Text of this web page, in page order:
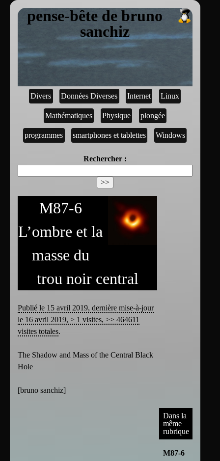
pense-bête de bruno
sanchiz
Divers Données Diverses Internet Linux
Mathématiques Physique plongée
programmes smartphones et tablettes Windows
Rechercher :
M87-6
L’ombre et la
masse du
trou noir central
Publié le 15 avril 2019, dernière mise-à-jour
le 16 avril 2019, > 1 visites, >> 464611
visites totales.
The Shadow and Mass of the Central Black
Hole
[bruno sanchiz]
Dans la
même
rubrique
M87-6